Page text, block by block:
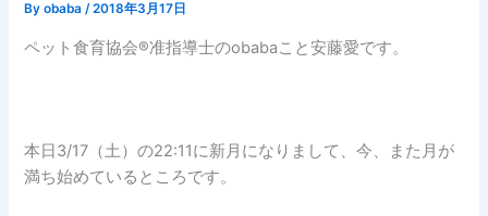
Byobaba/2018年3月17日
ペット食育協会®︎准指導士のobabaこと安藤愛です。
本日3/17（土）の22:11に新月になりまして、今、また月が
満ち始めているところです。